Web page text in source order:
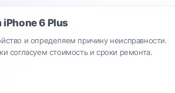
iPhone 6 Plus
и определяем причину неисправности.
согласуем стоимость и сроки ремонта.